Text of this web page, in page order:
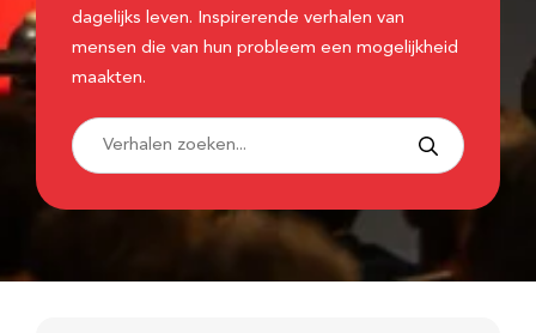
dagelijks leven. Inspirerende verhalen van
mensen die van hun probleem een mogelijkheid
maakten.